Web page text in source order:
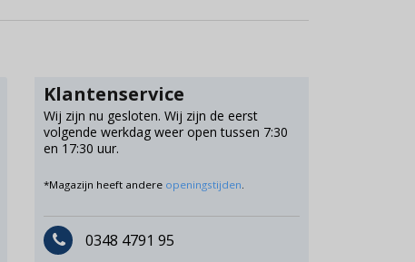
Klantenservice
Wij zijn nu gesloten. Wij zijn de eerst
volgende werkdag weer open tussen 7:30
en 17:30 uur.
*Magazijn heeft andere openingstijden
0348 4791 95